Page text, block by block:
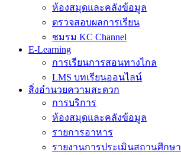
ห้องสมุดและคลังข้อมูล
ตรวจสอบผลการเรียน
ชมรม KC Channel
E-Learning
การเรียนการสอนทางไกล
LMS บทเรียนออนไลน์
สิ่งอำนวยความสะดวก
การบริการ
ห้องสมุดและคลังข้อมูล
รายการอาหาร
รายงานการประเมินสถานศึกษา